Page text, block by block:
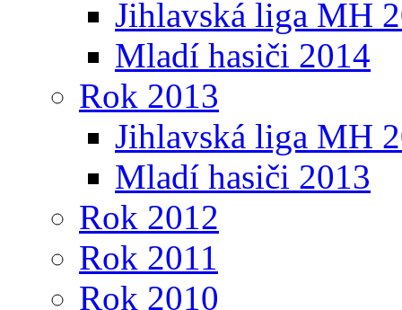
Jihlavská liga MH
Mladí hasiči 2014
Rok 2013
Jihlavská liga MH
Mladí hasiči 2013
Rok 2012
Rok 2011
Rok 2010